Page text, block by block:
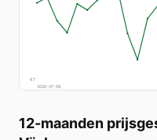
€7
2026-07-09
12-maanden